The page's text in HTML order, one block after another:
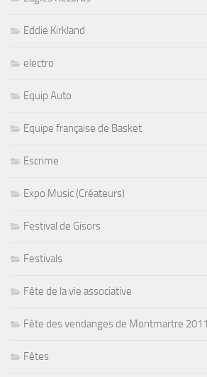
Eddie Kirkland
electro
Equip Auto
Equipe française de Basket
Escrime
Expo Music (Créateurs)
Festival de Gisors
Festivals
Fête de la vie associative
Fête des vendanges de Montmartre 2011
Fêtes